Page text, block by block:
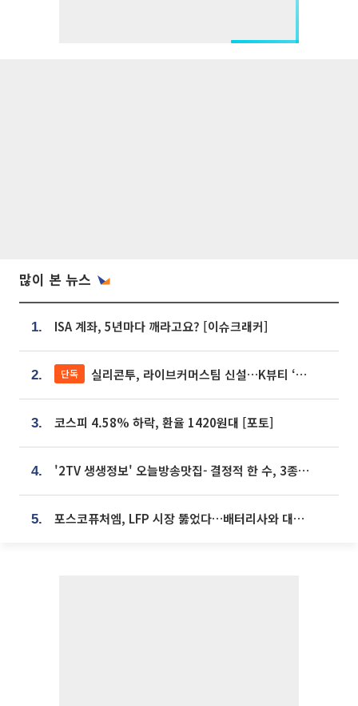
많이 본 뉴스
1. ISA 계좌, 5년마다 깨라고요? [이슈크래커]
2. 단독 실리콘투, 라이브커머스팀 신설…K뷰티 ‘글로벌 판매망’ 확대[K뷰티 라방戰]
3. 코스피 4.58% 하락, 환율 1420원대 [포토]
4. '2TV 생생정보' 오늘방송맛집- 결정적 한 수, 3종 메밀면! 메밀 소바 맛집 '의○○○○'
5. 포스코퓨처엠, LFP 시장 뚫었다…배터리사와 대규모 장기 공급 합의